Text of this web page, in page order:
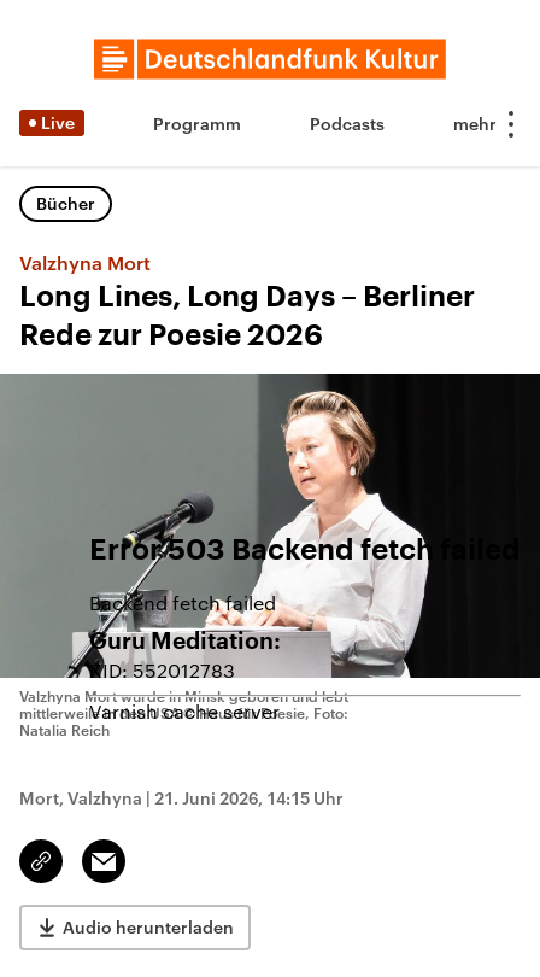
Live Programm Podcasts
Bücher
Valzhyna Mort
Long Lines, Long Days – Berliner
Rede zur Poesie 2026
Error 503 Backend fetch failed
Backend fetch failed
Guru Meditation:
XID: 552012783
Varnish cache server
Valzhyna Mort wurde in Minsk geboren und lebt
mittlerweile in den USA © Haus für Poesie, Foto:
Natalia Reich
Mort, Valzhyna | 21. Juni 2026, 14:15 Uhr
Link
kopieren/teilen
Email
Audio herunterladen